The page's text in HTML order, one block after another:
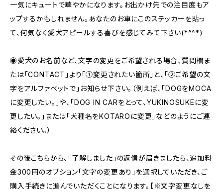
一気にキュートで華やかになります。お出かけ先での注目度もア
ップするかもしれません。あなたのお車にこのステッカーを貼っ
て、何気なく愛犬アピールする喜びを感じてみて下さい(*^^*)
◉愛犬のお名前など、文字の変更をご希望される場合、質問欄ま
たは「CONTACT」より「①変更されたい箇所」と、「②ご希望の文
字をアルファベットで」お知らせ下さい。（例えば、「DOGをMOCA
に変更したい。」や、「DOG IN CARをとって、YUKINOSUKEに変
更したい。」または「犬種名をKOTAROに変更」などのようにご連
絡ください。）
その後こちらから、「了解しました」の返信が届きましたら、追加料
金300円のオプション「文字の変更あり」を選択していただき、ご
購入手続きに進んでいただくことになります。【※文字変更なしを